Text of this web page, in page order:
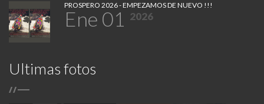
PROSPERO 2026 - EMPEZAMOS DE NUEVO !!!
Ene 01 2026
Ultimas fotos
/ /